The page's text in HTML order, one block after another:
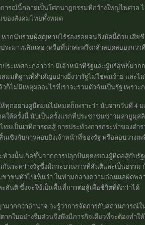
การณ์นี้กลายเป็นโศกนาฏกรรมที่กว้างใหญ่ไพศาล
ของสังคมไทยทั้งหมด
ากนับรวมผู้สูญหายไร้ร่องรอยจนถึงบัดนี้ด้วย เสียชี
ระมาทเลินเล่อ (หรือที่น่าสะพรึงกลัวสยดสยองกว่
ประเทศจะกล่าวว่า มีเจ้าหน้าที่รัฐและผู้บริสุทธิ์มา
สมมติฐานที่สำคัญอย่างยิ่งว่ารัฐไม่ใช่คนร้าย และ
ก็ไม่มีเหตุผลอะไรที่เราจะรวมตัวกันเป็นรัฐ เพรา
ทุกอย่างดูมืดมนไปหมดก็เพราะว่า นับจากวันที่ 4
ใต้ครั้งนี้ นับเป็นครั้งแรกที่ประชาชนชาวมลายูมุส
ทยเป็นเวทีการต่อสู้ การประท้วงการกระทำของตำ
นเชิงกับการลอบยิงเจ้าหน้าที่ของรัฐ หรือลอบวาง
ท้วงนั้นเกิดขึ้นจากการปลุกปั่นยุยงของผู้ที่ต่อสู้กับรั
นระหว่างรัฐซึ่งมีกระบวนการที่สันติและเป็นธรร
ชาชนทั่วไปเห็นว่า ในท่ามกลางความอ่อนแอผิดพ
สันติ ซึ่งจะใช้เป็นพื้นที่การต่อสู้เพื่อชีวิตที่ดีกว่าได้
ากกว่าอำนาจ จะรู้ว่าการจัดการกับสถานการณ์ใ
ากใบอย่างรีบด่วนจึงพึงมีภารกิจเดียวที่จะต้องทำ